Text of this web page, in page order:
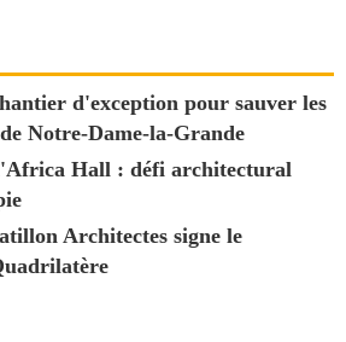
d'exception pour sauver les
Notre-Dame-la-Grande
Hall : défi architectural
Architectes signe le